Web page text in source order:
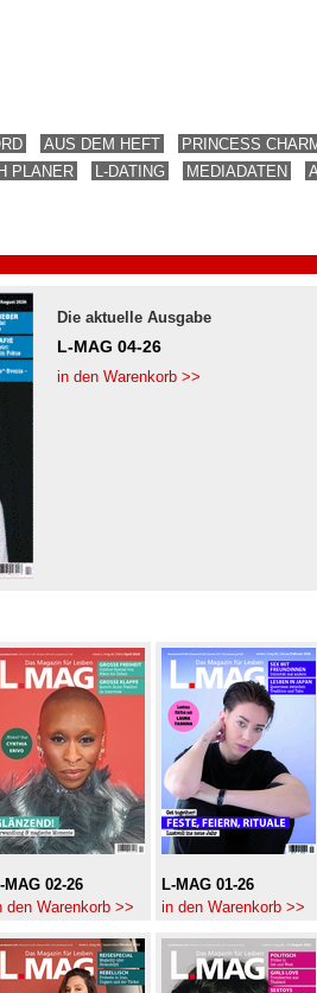
AUS DEM HEFT
PRINCESS
PLANER
L-DATING MEDIADATEN
Die aktuelle Ausgabe
L-MAG 04-26
in den Warenkorb >>
MAG 02-26
den Warenkorb >>
L-MAG 01-26
in den Warenkorb >>